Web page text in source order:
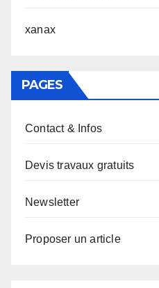
xanax
PAGES
Contact & Infos
Devis travaux gratuits
Newsletter
Proposer un article